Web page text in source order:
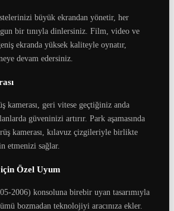
büyük ekrandan yönetir, her
bir tınıyla dinlersiniz. Film, video ve
ekranda yüksek kaliteyle oynatır,
devam edersiniz.
kamerası, geri vitese geçtiğiniz anda
güveninizi artırır. Park aşamasında
kamerası, kılavuz çizgileriyle birlikte
etmenizi sağlar.
Özel Uyum
2006) konsoluna birebir uyan tasarımıyla
bozmadan teknolojiyi aracınıza ekler.